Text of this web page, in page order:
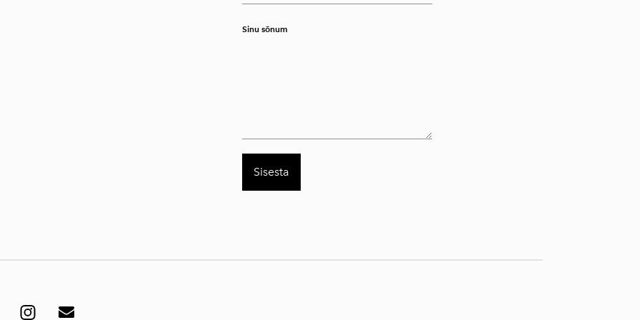
Sinu sõnum